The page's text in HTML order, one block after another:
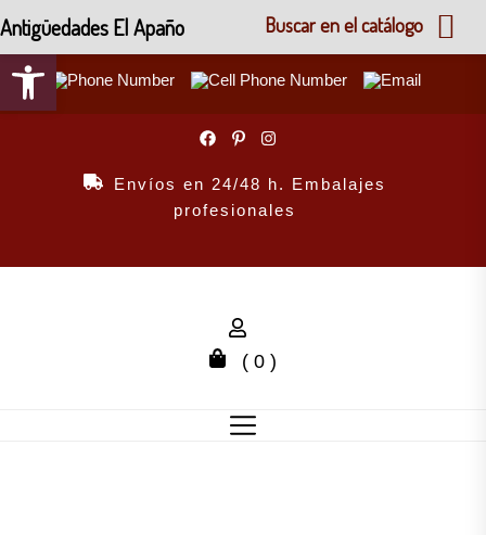
Abrir barra de herramientas
Envíos en 24/48 h. Embalajes
profesionales
( 0 )
Antigüedades El Apaño Buscar en el catálogo